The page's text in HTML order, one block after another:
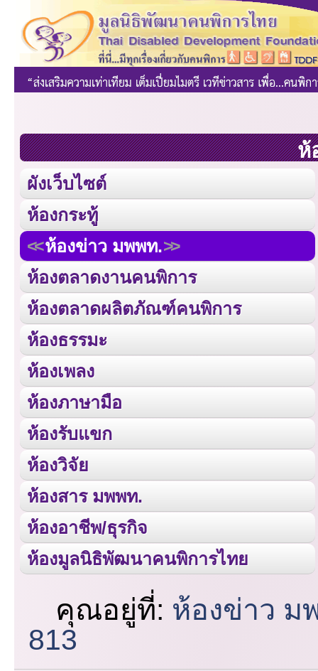
ห้
ผังเว็บไซต์
ห้องกระทู้
ห้องข่าว มพพท.
ห้องตลาดงานคนพิการ
ห้องตลาดผลิตภัณฑ์คนพิการ
ห้องธรรมะ
ห้องเพลง
ห้องภาษามือ
ห้องรับแขก
ห้องวิจัย
ห้องสาร มพพท.
ห้องอาชีพ/ธุรกิจ
ห้องมูลนิธิพัฒนาคนพิการไทย
คุณอยู่ที่: ห้องข่าว
813